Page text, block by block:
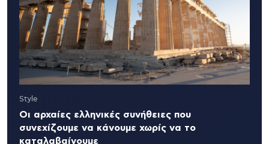
Style
Οι αρχαίες ελληνικές συνήθειες που
συνεχίζουμε να κάνουμε χωρίς να το
καταλαβαίνουμε